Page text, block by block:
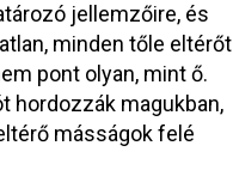
jellemzőire, és
minden tőle eltérőt
pont olyan, mint ő.
hordozzák magukban,
másságok felé